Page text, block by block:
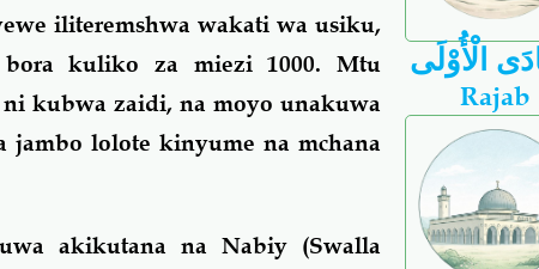
iliteremshwa wakati wa usiku,
kuliko za miezi 1000. Mtu
kubwa zaidi, na moyo unakuwa
lolote kinyume na mchana
akikutana na Nabiy (Swalla
الْأُوْلَى
Rajab